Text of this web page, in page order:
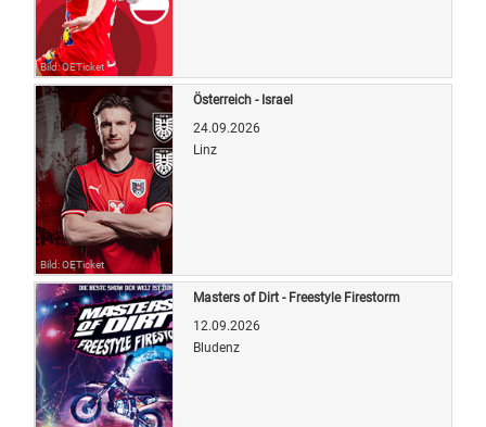
Bild: OETicket
Bild: OETicket
Österreich - Israel
24.09.2026
Linz
Masters of Dirt - Freestyle Firestorm
12.09.2026
Bludenz